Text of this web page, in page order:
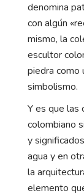
denomina
con algún
mismo, la
escultor
piedra como
simbolismo.
Y es que las
colombiano
y
agua y en
la
elemento